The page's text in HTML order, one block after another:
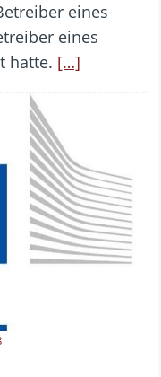
eines
eines
hatte. […]